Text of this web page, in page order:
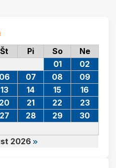
Št Pi So Ne
2026
01
02
06 07 08
09
13 14 15
16
20 21 22
23
27 28 29
30